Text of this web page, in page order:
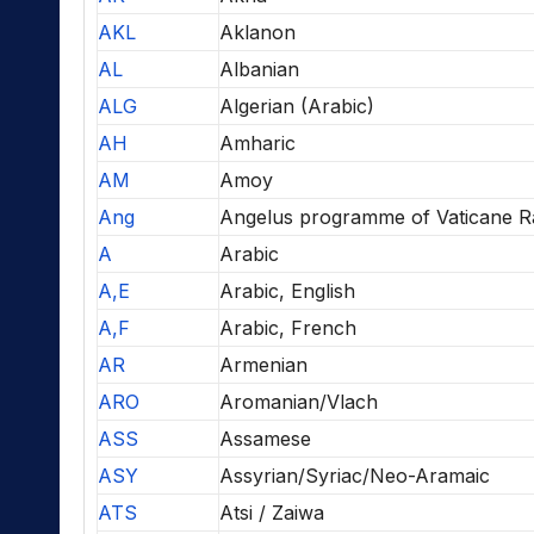
AKL
Aklanon
AL
Albanian
ALG
Algerian (Arabic)
AH
Amharic
AM
Amoy
Ang
Angelus programme of Vaticane
A
Arabic
A,E
Arabic, English
A,F
Arabic, French
AR
Armenian
ARO
Aromanian/Vlach
ASS
Assamese
ASY
Assyrian/Syriac/Neo-Aramaic
ATS
Atsi / Zaiwa